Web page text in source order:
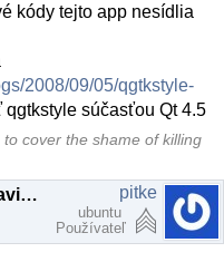
kódy tejto app nesídlia
2008/09/05/qgtkstyle-
súčasťou Qt 4.5
cover the shame of killing
Re: Ubuntu, ako nastaviť systémový vzhľad pre aplikácie z KDE pitke
ubuntu
Používateľ